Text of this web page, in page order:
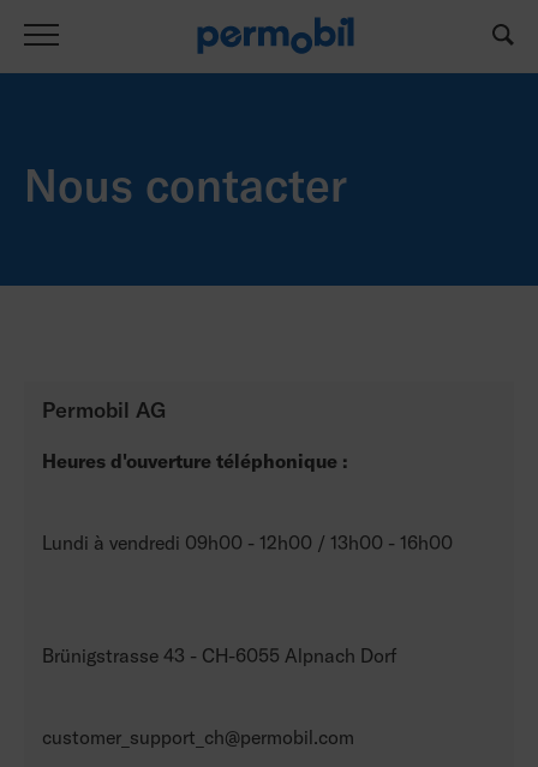
Nous contacter
Permobil AG
Heures d'ouverture téléphonique :
Lundi à vendredi 09h00 - 12h00 / 13h00 - 16h00
Brünigstrasse 43 - CH-6055 Alpnach Dorf
customer_support_ch@permobil.com